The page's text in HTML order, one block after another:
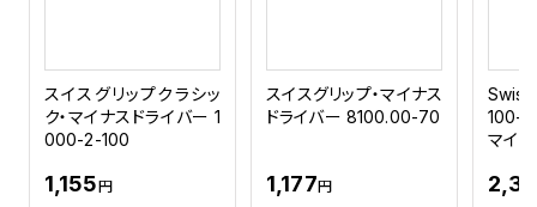
スイスグリップクラシッ
ク・マイナスドライバー 1
000-2-100
1,155円
スイスグリップ・マイナス
ドライバー 8100.00-70
1,177円
100-3
マイ